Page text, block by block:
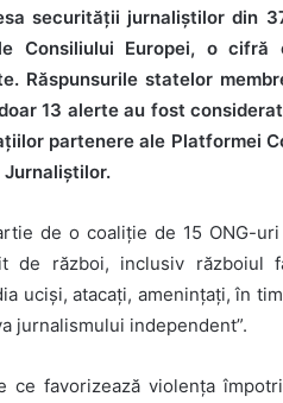
securității jurnaliștilor din
Consiliului Europei, o
Răspunsurile statelor
13 alerte au fost
partenere ale Platformei
de o coaliție de 15 ONG-
război, inclusiv războiul
uciși, atacați, amenințați, în
jurnalismului independent”.
ce favorizează violența